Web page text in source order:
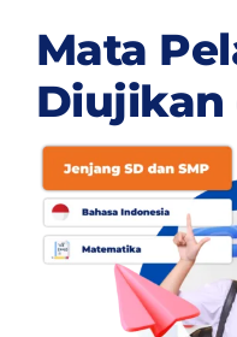
Mata
Diujikan